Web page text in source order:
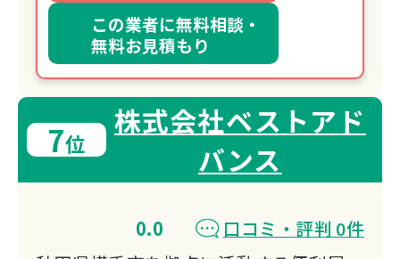
この業者に無料相談・
無料お見積もり
7位
株式会社ベストアド
バンス
0.0
口コミ・評判 0件